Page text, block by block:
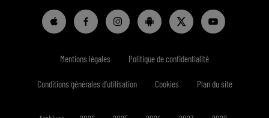
Mentions légales Politique de confidentialité
Conditions générales d'utilisation Cookies Plan du site